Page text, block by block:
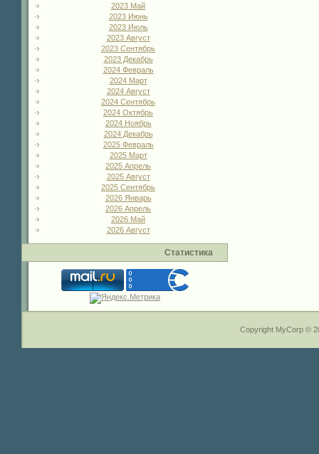
2023 Май
2023 Июнь
2023 Июль
2023 Август
2023 Сентябрь
2023 Декабрь
2024 Февраль
2024 Март
2024 Август
2024 Сентябрь
2024 Октябрь
2024 Ноябрь
2024 Декабрь
2025 Февраль
2025 Март
2025 Апрель
2025 Август
2025 Сентябрь
2026 Январь
2026 Апрель
2026 Май
2026 Август
Статистика
Copyright MyCorp ©